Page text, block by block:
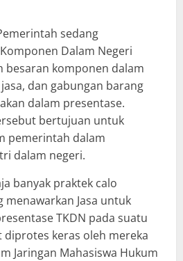
sedang
Dalam Negeri
besaran komponen dalam
dan gabungan barang
dalam presentase.
bertujuan untuk
pemerintah dalam
dalam negeri.
banyak praktek calo
menawarkan Jasa untuk
TKDN pada suatu
keras oleh mereka
Jaringan Mahasiswa Hukum